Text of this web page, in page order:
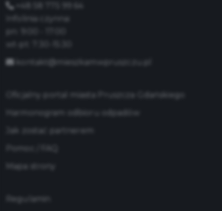
+48 58 775 99 64
Infolinia czynna:
kontakt@mieszkamwpruszczu.pl
Oficjalny portal miasta Pruszcza Gdańskiego
Harmonogram odbioru odpadów
Jak zostać partnerem
Mapa strony
Regulamin